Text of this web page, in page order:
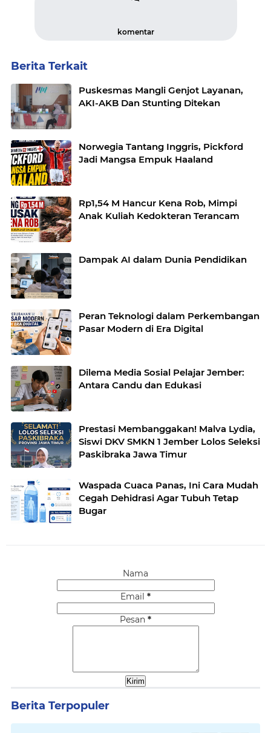
komentar
Berita Terkait
Puskesmas Mangli Genjot Layanan,
AKI-AKB Dan Stunting Ditekan
Norwegia Tantang Inggris, Pickford
Jadi Mangsa Empuk Haaland
Rp1,54 M Hancur Kena Rob, Mimpi
Anak Kuliah Kedokteran Terancam
Dampak AI dalam Dunia Pendidikan
Peran Teknologi dalam Perkembangan
Pasar Modern di Era Digital
Dilema Media Sosial Pelajar Jember:
Antara Candu dan Edukasi
Prestasi Membanggakan! Malva Lydia,
Siswi DKV SMKN 1 Jember Lolos Seleksi
Paskibraka Jawa Timur
Waspada Cuaca Panas, Ini Cara Mudah
Cegah Dehidrasi Agar Tubuh Tetap
Bugar
Nama
Email *
Pesan *
Berita Terpopuler